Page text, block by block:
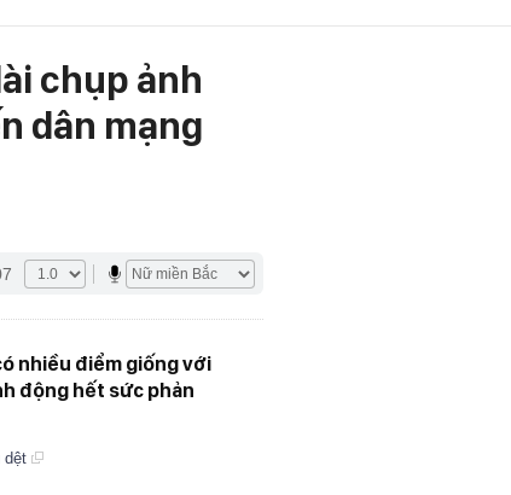
chụp ảnh
dân mạng
nhiều điểm giống với
động hết sức phản
dệt